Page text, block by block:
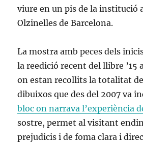
viure en un pis de la institució
Olzinelles de Barcelona.
La mostra amb peces dels
la reedició recent del llibre ’15
on estan recollits la totalitat
dibuixos que des del 2007 va
bloc on narrava l’experiència
sostre, permet al visitant
prejudicis i de foma clara i